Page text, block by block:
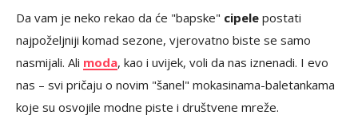
Da vam je neko rekao da će "bapske" cipele postati
najpoželjniji komad sezone, vjerovatno biste se samo
nasmijali. Ali moda, kao i uvijek, voli da nas iznenadi. I evo
nas – svi pričaju o novim "šanel" mokasinama-baletankama
koje su osvojile modne piste i društvene mreže.